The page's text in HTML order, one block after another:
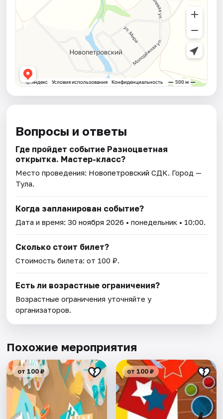
Вопросы и ответы
Где пройдет событие Разноцветная
открытка. Мастер-класс?
Место проведения: Новопетровский СДК. Город —
Тула.
Когда запланирован событие?
Дата и время:30 ноября 2026 • понедельник • 10:00.
Сколько стоит билет?
Стоимость билета: от 100 ₽.
Есть ли возрастные ограничения?
Возрастные ограничения уточняйте у
организаторов.
Похожие мероприятия
от 100 ₽ от 100 ₽